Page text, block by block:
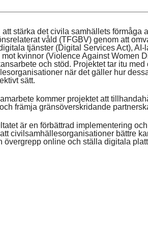
att stärka det civila samhällets förmåga
våld (TFGBV) genom att
tjänster (Digital Services Act), AI-
kvinnor (Violence Against Women
och stöd. Projektet tar itu
när det gäller hur
sätt.
kommer projektet att
främja gränsöverskridande
är en förbättrad implementering
civilsamhällesorganisationer bättre
övergrepp online och ställa digitala